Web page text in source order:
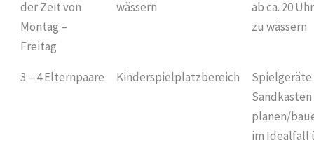
der Zeit von
Montag –
Freitag
wässern
ab ca. 20
zu wässern
3 – 4 Elternpaare Kinderspielplatzbereich
Spielgeräte
Sandkasten
planen/
im Idealfall